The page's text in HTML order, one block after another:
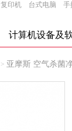
复印机 台式电脑 手
计算机设备及
> 亚摩斯 空气杀菌